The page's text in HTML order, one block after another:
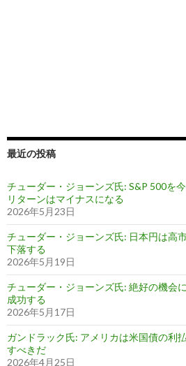
最近の投稿
チューダー・ジョーンズ氏: S&P 500を
リターンはマイナスになる
2026年5月23日
チューダー・ジョーンズ氏: 日本円は高
下落する
2026年5月19日
チューダー・ジョーンズ氏: 絶好の機会
成功する
2026年5月17日
ガンドラック氏: アメリカは米国債の利
すべきだ
2026年4月25日